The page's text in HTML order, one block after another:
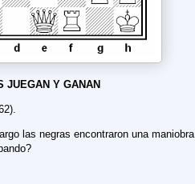
JUEGAN Y GANAN
las negras encontraron una